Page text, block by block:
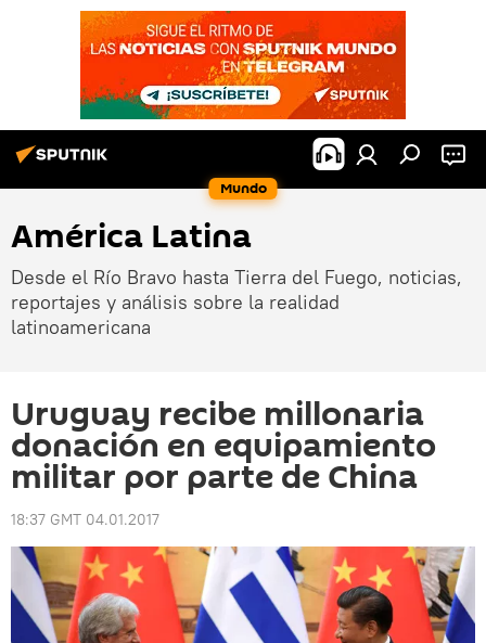
Mundo
América Latina
Desde el Río Bravo hasta Tierra del Fuego, noticias,
reportajes y análisis sobre la realidad
latinoamericana
Uruguay recibe millonaria
donación en equipamiento
militar por parte de China
18:37 GMT 04.01.2017